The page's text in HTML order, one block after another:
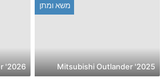
משא ומתן
2025' Mitsubishi Outlander
2026' Chery Crossover